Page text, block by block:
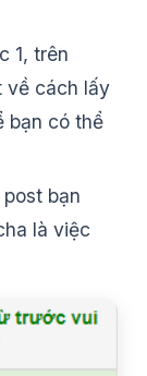
1, trên
về cách lấy
bạn có thể
bạn
là việc